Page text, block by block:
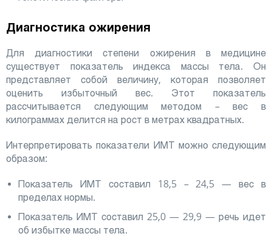
Диагностика ожирения
Для диагностики степени ожирения в медицине
существует показатель индекса массы тела. Он
представляет собой величину, которая позволяет
оценить избыточный вес. Этот показатель
рассчитывается следующим методом – вес в
килограммах делится на рост в метрах квадратных.
Интерпретировать показатели ИМТ можно следующим
образом:
Показатель ИМТ составил 18,5 – 24,5 — вес в
пределах нормы.
Показатель ИМТ составил 25,0 — 29,9 — речь идет
об избытке массы тела.